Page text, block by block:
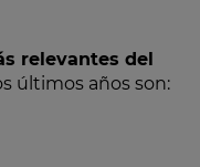
relevantes del
últimos años son: